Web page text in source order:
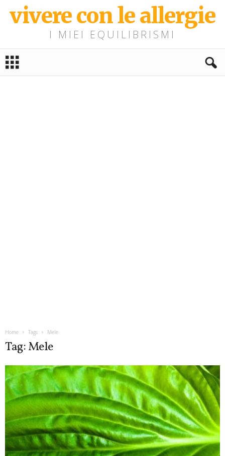
vivere con le allergie
I MIEI EQUILIBRISMI
Home Tags Mele
Tag: Mele